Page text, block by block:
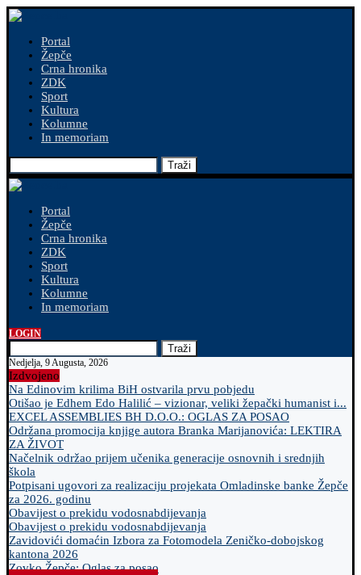
Portal
Žepče
Crna hronika
ZDK
Sport
Kultura
Kolumne
In memoriam
Traži
Portal
Žepče
Crna hronika
ZDK
Sport
Kultura
Kolumne
In memoriam
LOGIN
Traži
Nedjelja, 9 Augusta, 2026
Izdvojeno
Na Edinovim krilima BiH ostvarila prvu pobjedu
Otišao je Edhem Edo Halilić – vizionar, veliki žepački humanist i...
EXCEL ASSEMBLIES BH D.O.O.: OGLAS ZA POSAO
Održana promocija knjige autora Branka Marijanovića: LEKTIRA
ZA ŽIVOT
Načelnik održao prijem učenika generacije osnovnih i srednjih
škola
Potpisani ugovori za realizaciju projekata Omladinske banke Žepče
za 2026. godinu
Obavijest o prekidu vodosnabdijevanja
Obavijest o prekidu vodosnabdijevanja
Zavidovići domaćin Izbora za Fotomodela Zeničko-dobojskog
kantona 2026
Zovko Žepče: Oglas za posao